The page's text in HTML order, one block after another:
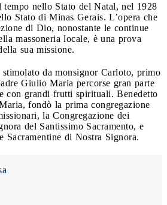
tempo nello Stato del Natal, nel 1928
Stato di Minas Gerais. L’opera che
di Dio, nonostante le continue
massoneria locale, è una prova
sua missione.
da monsignor Carloto, primo
Giulio Maria percorse gran parte
con grandi frutti spirituali. Benedetto
fondò la prima congregazione
la Congregazione dei
del Santissimo Sacramento, e
Sacramentine di Nostra Signora.